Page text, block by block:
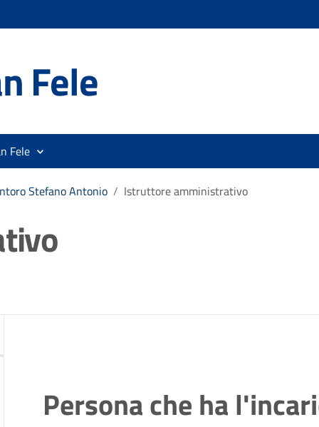
Fele
Fele
Stefano Antonio / Istruttore amministrativo
Persona che ha